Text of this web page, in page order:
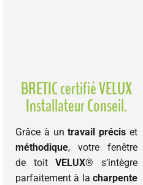
BRETIC certifié VELUX
Installateur Conseil.
Grâce à untravail précis et
méthodique, votre fenêtre
de toitVELUX® s’intègre
parfaitement à lacharpente